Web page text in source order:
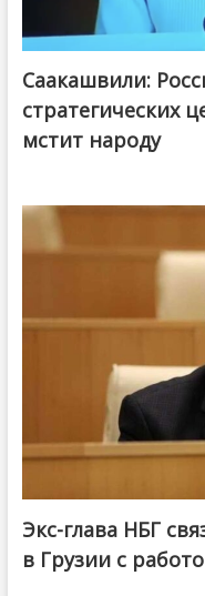
Саакашвили:
стратегических
мстит народу
Экс-глава НБГ
в Грузии с